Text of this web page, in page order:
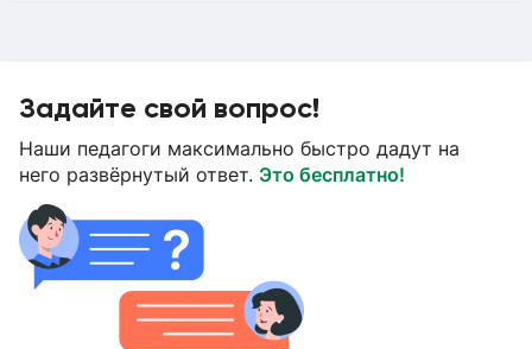
Задайте свой вопрос!
Наши педагоги максимально быстро дадут на
него развёрнутый ответ. Это бесплатно!